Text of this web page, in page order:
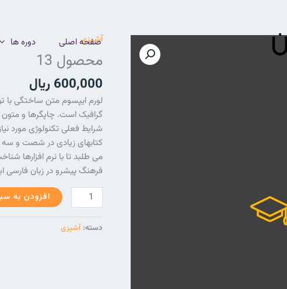
صفحه اصلی دوره ها آشپزی
محصول 13
600,000 ریال
لورم ایپسوم متن ساختگی با
گرافیک است. چاپگرها و متون
شرایط فعلی تکنولوژی مورد
کتابهای زیادی در شصت و
می طلبد تا با نرم افزارها
فرهنگ پیشرو در زبان فارسی
محصول
عدد
افزودن به
دسته:آشپزی